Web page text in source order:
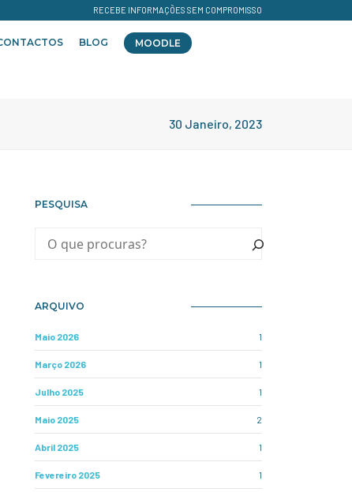
RECEBE INFORMAÇÕES SEM COMPROMISSO
BLOG MOODLE
30 Janeiro, 2023
PESQUISA
ARQUIVO
Maio 2026 1
Março 2026 1
Julho 2025 1
Maio 2025 2
Abril 2025 1
Fevereiro 2025 1